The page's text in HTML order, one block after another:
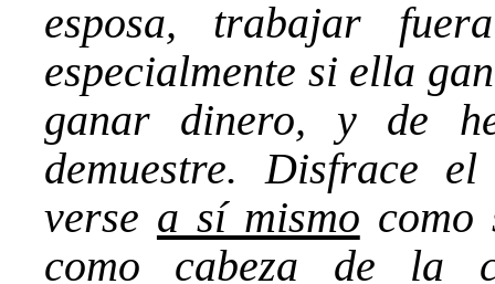
esposa, trabajar
especialmente si ella
ganar dinero, y de
demuestre. Disfrace
verse a sí mismo
como cabeza de la